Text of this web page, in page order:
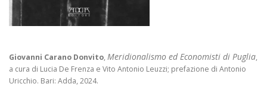
Giovanni Carano Donvito, Meridionalismo ed Economisti di Puglia,
a cura di Lucia De Frenza e Vito Antonio Leuzzi; prefazione di Antonio
Uricchio. Bari: Adda, 2024.